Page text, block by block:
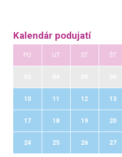
Kalendár podujatí
PO UT ST ŠT
10 11 12 13
17 18 19 20
24 25 26 27